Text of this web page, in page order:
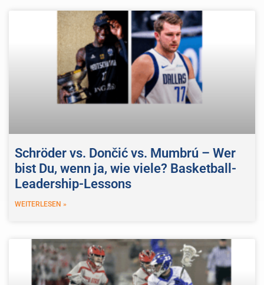
Schröder vs. Dončić vs. Mumbrú – Wer
bist Du, wenn ja, wie viele? Basketball-
Leadership-Lessons
WEITERLESEN »